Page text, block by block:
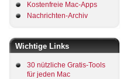
Kostenfreie Mac-Apps
Nachrichten-Archiv
Wichtige Links
30 nützliche Gratis-Tools
für jeden Mac